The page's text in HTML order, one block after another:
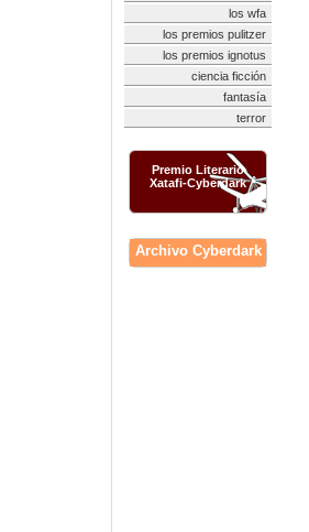
los wfa
los premios pulitzer
los premios ignotus
ciencia ficción
fantasía
terror
Premio Literario
Xatafi-Cyberdark
Archivo Cyberdark